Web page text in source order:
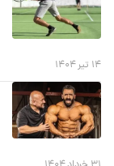
۱۴ تیر ۱۴۰۴